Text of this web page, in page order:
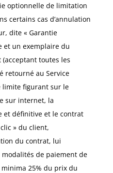
optionnelle de limitation
certains cas d’annulation
dite « Garantie
et un exemplaire du
toutes les
retourné au Service
limite figurant sur le
sur internet, la
et définitive et le contrat
» du client,
du contrat, lui
de paiement de
25% du prix du